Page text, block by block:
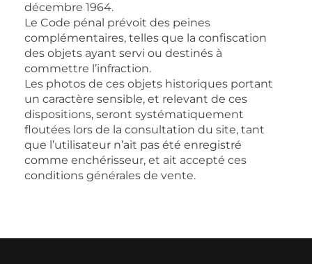
décembre 1964.
Le Code pénal prévoit des peines
complémentaires, telles que la confiscation
des objets ayant servi ou destinés à
commettre l’infraction.
Les photos de ces objets historiques portant
un caractère sensible, et relevant de ces
dispositions, seront systématiquement
floutées lors de la consultation du site, tant
que l’utilisateur n’ait pas été enregistré
comme enchérisseur, et ait accepté ces
conditions générales de vente.